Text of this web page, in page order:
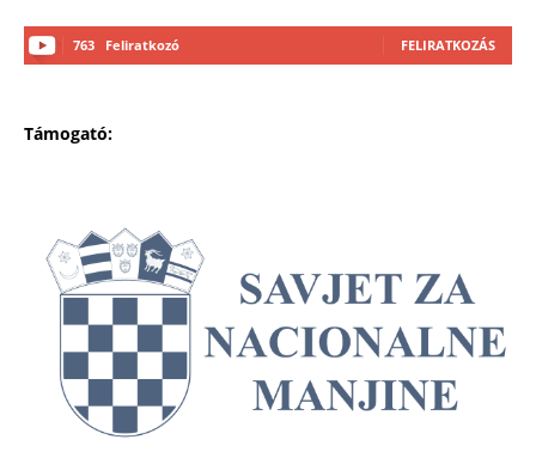
763 Feliratkozó FELIRATKOZÁS
Támogató: